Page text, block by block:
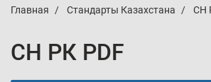
Главная Стандарты Казахстана СН
СН РК PDF